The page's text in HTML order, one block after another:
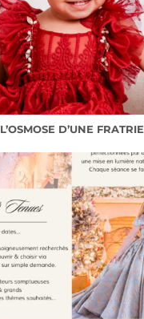
L’OSMOSE D’UNE FRATRIE